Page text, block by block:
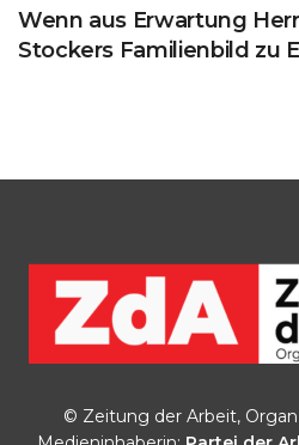
Wenn aus Erwartung
Stockers Familienbild zu
© Zeitung der Arbeit,